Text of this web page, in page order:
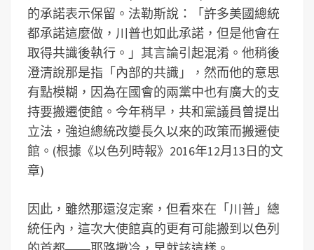
的承諾表示保留。法勒斯說：「許多美國總統
都承諾這麼做，川普也如此承諾，但是他會在
取得共識後執行。」其言論引起混淆。他稍後
澄清說那是指「內部的共識」，然而他的意思
有點模糊，因為在國會的兩黨中也有廣大的支
持要搬遷使館。今年稍早，共和黨議員曾提出
立法，強迫總統改變長久以來的政策而搬遷使
館。(根據《以色列時報》2016年12月13日的文
章)
因此，雖然那還沒定案，但看來在「川普」總
統任內，這次大使館真的更有可能搬到以色列